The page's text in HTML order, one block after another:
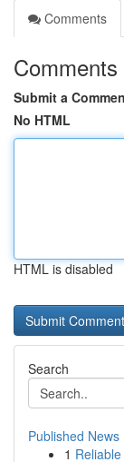
Comments
Comments
Submit a
No HTML
HTML is disabled
Search
Published News
1